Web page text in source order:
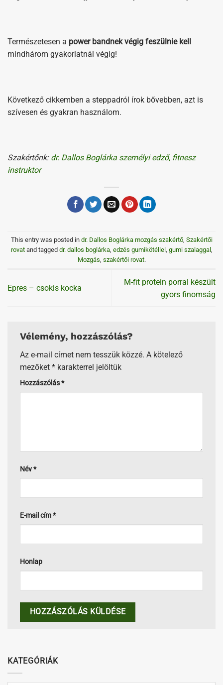
Természetesen a power bandnek végig feszülnie kell
mindhárom gyakorlatnál végig!
Következő cikkemben a steppadról írok bővebben, azt is
szívesen és gyakran használom.
Szakértőnk: dr. Dallos Boglárka személyi edző, fitnesz
instruktor
This entry was posted in dr. Dallos Boglárka mozgás szakértő, Szakértői
rovatand tagged dr. dallos boglárka, edzés gumikötéllel, gumi szalaggal,
Mozgás szakértői rovat.
Epres – csokis kocka
M-fit protein porral készült
gyors finomság
Vélemény, hozzászólás?
Az e-mail címet nem tesszük közzé. A kötelező
mezőket * karakterrel jelöltük
Hozzászólás*
Név*
E-mail cím*
Honlap
KATEGÓRIÁK